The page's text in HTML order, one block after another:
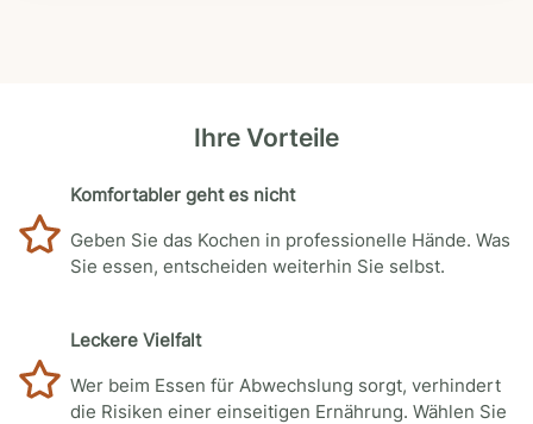
Ihre Vorteile
Komfortabler geht es nicht
Geben Sie das Kochen in professionelle Hände. Was
Sie essen, entscheiden weiterhin Sie selbst.
Leckere Vielfalt
Wer beim Essen für Abwechslung sorgt, verhindert
die Risiken einer einseitigen Ernährung. Wählen Sie